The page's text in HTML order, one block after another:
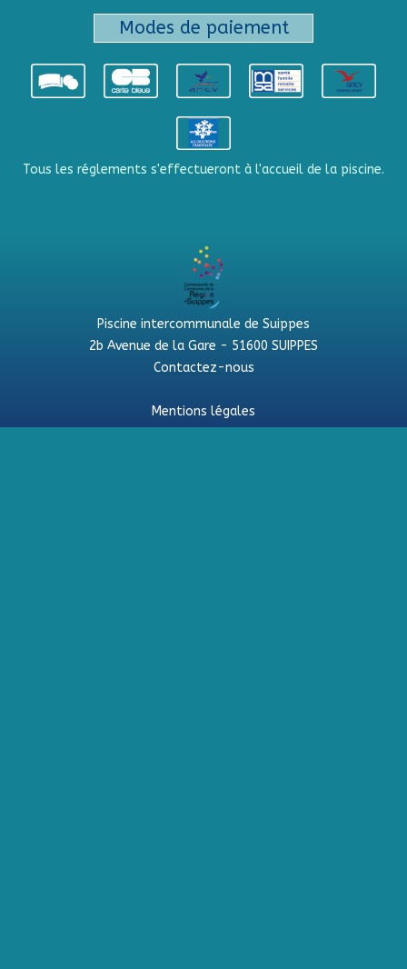
Modes de paiement
Tous les réglements s'effectueront à l'accueil de la piscine.
Piscine intercommunale de Suippes
2b Avenue de la Gare - 51600 SUIPPES
Contactez-nous
Mentions légales